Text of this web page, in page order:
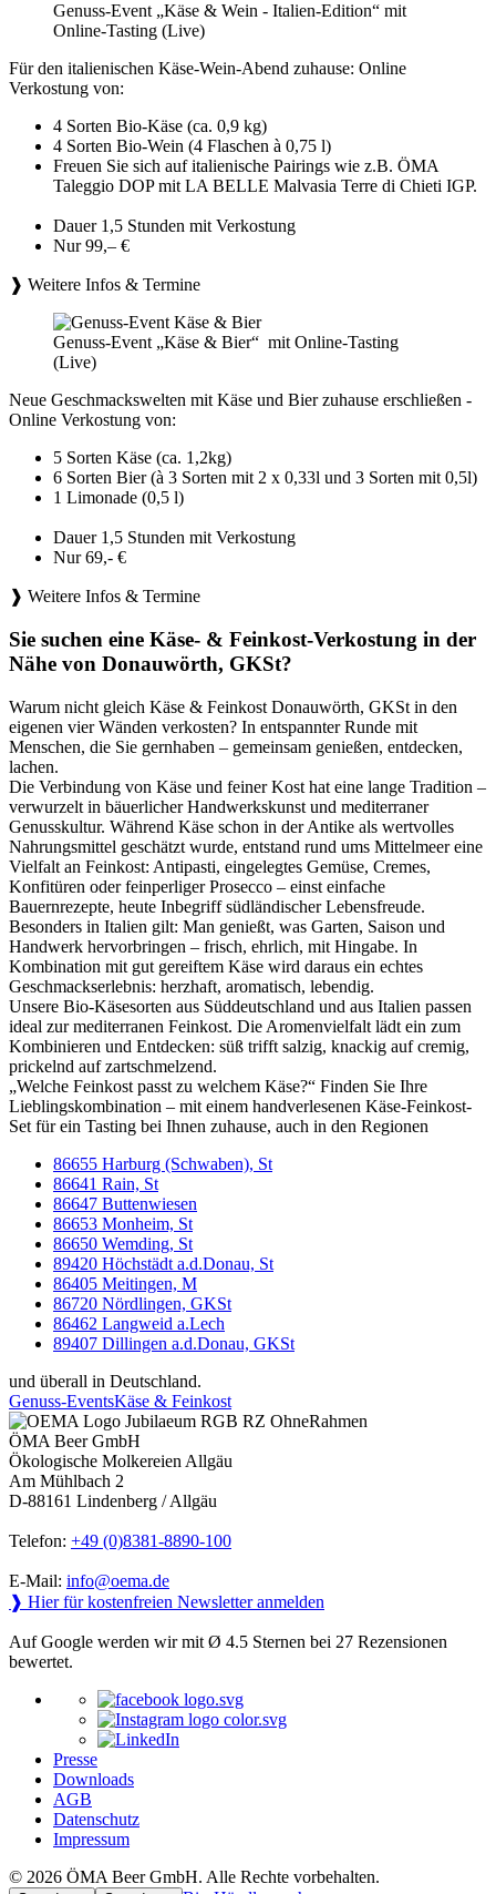
Genuss-Event „Käse & Wein - Italien-Edition“ mit
Online-Tasting (Live)
Für den italienischen Käse-Wein-Abend zuhause: Online
Verkostung von:
4 Sorten Bio-Käse (ca. 0,9 kg)
4 Sorten Bio-Wein (4 Flaschen à 0,75 l)
Freuen Sie sich auf italienische Pairings wie z.B. ÖMA
Taleggio DOP mit LA BELLE Malvasia Terre di Chieti IGP.
Dauer 1,5 Stunden mit Verkostung
Nur 99,– €
❱ Weitere Infos & Termine
Genuss-Event „Käse & Bier“ mit Online-Tasting
(Live)
Neue Geschmackswelten mit Käse und Bier zuhause erschließen -
Online Verkostung von:
5 Sorten Käse (ca. 1,2kg)
6 Sorten Bier (à 3 Sorten mit 2 x 0,33l und 3 Sorten mit 0,5l)
1 Limonade (0,5 l)
Dauer 1,5 Stunden mit Verkostung
Nur 69,- €
❱ Weitere Infos & Termine
Sie suchen eine Käse- & Feinkost-Verkostung in der
Nähe von Donauwörth, GKSt?
Warum nicht gleich Käse & Feinkost Donauwörth, GKSt in den
eigenen vier Wänden verkosten? In entspannter Runde mit
Menschen, die Sie gernhaben – gemeinsam genießen, entdecken,
lachen.
Die Verbindung von Käse und feiner Kost hat eine lange Tradition –
verwurzelt in bäuerlicher Handwerkskunst und mediterraner
Genusskultur. Während Käse schon in der Antike als wertvolles
Nahrungsmittel geschätzt wurde, entstand rund ums Mittelmeer eine
Vielfalt an Feinkost: Antipasti, eingelegtes Gemüse, Cremes,
Konfitüren oder feinperliger Prosecco – einst einfache
Bauernrezepte, heute Inbegriff südländischer Lebensfreude.
Besonders in Italien gilt: Man genießt, was Garten, Saison und
Handwerk hervorbringen – frisch, ehrlich, mit Hingabe. In
Kombination mit gut gereiftem Käse wird daraus ein echtes
Geschmackserlebnis: herzhaft, aromatisch, lebendig.
Unsere Bio-Käsesorten aus Süddeutschland und aus Italien passen
ideal zur mediterranen Feinkost. Die Aromenvielfalt lädt ein zum
Kombinieren und Entdecken: süß trifft salzig, knackig auf cremig,
prickelnd auf zartschmelzend.
„Welche Feinkost passt zu welchem Käse?“ Finden Sie Ihre
Lieblingskombination – mit einem handverlesenen Käse-Feinkost-
Set für ein Tasting bei Ihnen zuhause, auch in den Regionen
86655 Harburg (Schwaben), St
86641 Rain, St
86647 Buttenwiesen
86653 Monheim, St
86650 Wemding, St
89420 Höchstädt a.d.Donau, St
86405 Meitingen, M
86720 Nördlingen, GKSt
86462 Langweid a.Lech
89407 Dillingen a.d.Donau, GKSt
und überall in Deutschland.
Genuss-EventsKäse & Feinkost
ÖMA Beer GmbH
Ökologische Molkereien Allgäu
Am Mühlbach 2
D-88161 Lindenberg / Allgäu
Telefon: +49 (0)8381-8890-100
E-Mail: info@oema.de
❱ Hier für kostenfreien Newsletter anmelden
Auf Google werden wir mit Ø 4.5 Sternen bei 27 Rezensionen
bewertet.
Presse
Downloads
AGB
Datenschutz
Impressum
© 2026 ÖMA Beer GmbH. Alle Rechte vorbehalten.